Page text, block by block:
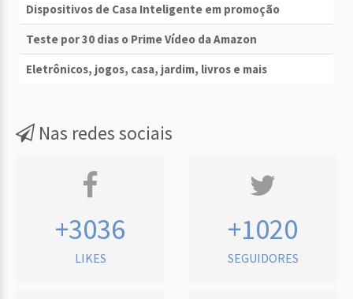
Dispositivos de Casa Inteligente em promoção
Teste por 30 dias o Prime Vídeo da Amazon
Eletrônicos, jogos, casa, jardim, livros e mais
Nas redes sociais
+3036
LIKES
+1020
SEGUIDORES